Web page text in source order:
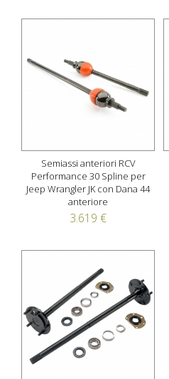
Semiassi anteriori RCV
Performance 30 Spline per
Jeep Wrangler JK con Dana 44
anteriore
3.619 €